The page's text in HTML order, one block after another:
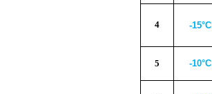
4 -15°C
5 -10°C